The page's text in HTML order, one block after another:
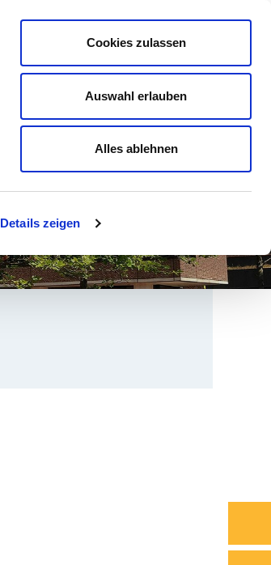
Details zeigen
Cookies zulassen
Auswahl erlauben
Alles ablehnen
Leichte Sprache Kontrast
GESUNDHEIT NORD Suche